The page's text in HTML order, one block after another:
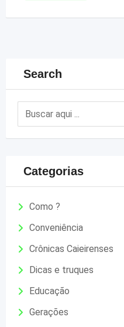
Search
Categorias
Como ?
Conveniência
Crônicas Caieirenses
Dicas e truques
Educação
Gerações